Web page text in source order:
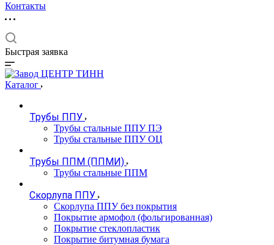
Контакты
Быстрая заявка
Каталог
Трубы ППУ
Трубы стальные ППУ ПЭ
Трубы стальные ППУ ОЦ
Трубы ППМ (ППМИ)
Трубы стальные ППМ
Скорлупа ППУ
Скорлупа ППУ без покрытия
Покрытие армофол (фольгированная)
Покрытие стеклопластик
Покрытие битумная бумага